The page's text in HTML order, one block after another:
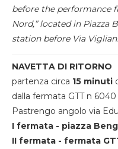
before the performance
Nord,” located in Piazza
station before Via
NAVETTA DI RITORNO
partenza circa 15 minuti
dalla fermata GTT n
Pastrengo angolo via
I fermata - piazza
II fermata - fermata